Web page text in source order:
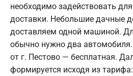
необходимо задействовать
доставки. Небольшие дачные
доставляем одной машиной.
обычно нужно два
от г. Пестово — бесплатная.
формируется исходя из